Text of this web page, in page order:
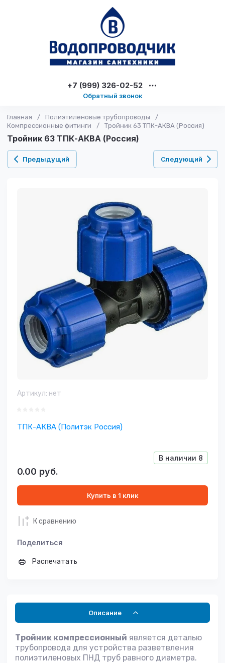
+7 (999) 326-02-52
Обратный звонок
Главная / Полиэтиленовые трубопроводы
/
Компрессионные фитинги
/ Тройник 63 ТПК-АКВА (Россия)
Тройник 63 ТПК-АКВА (Россия)
Предыдущий Следующий
Артикул: нет
ТПК-АКВА (Политэк Россия)
В наличии 8
0.00 руб.
Купить в 1 клик
К сравнению
Поделиться
Распечатать
Описание
Тройник компрессионный является деталью
трубопровода для устройства разветвления
полиэтиленовых ПНД труб равного диаметра.